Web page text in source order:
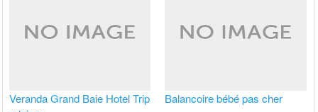
Veranda Grand Baie Hotel Trip
Balancoire bébé pas cher